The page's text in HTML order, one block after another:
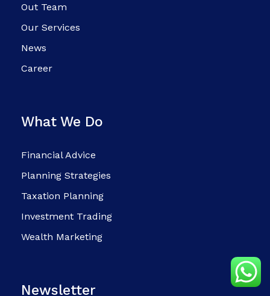
Out Team
Our Services
News
Career
What We Do
Financial Advice
Planning Strategies
Taxation Planning
Investment Trading
Wealth Marketing
Newsletter